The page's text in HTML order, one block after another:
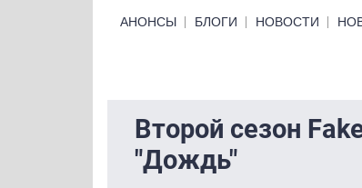
Primary links bottom
АНОНСЫ БЛОГИ НОВОСТИ
Второй сезон
"Дождь"